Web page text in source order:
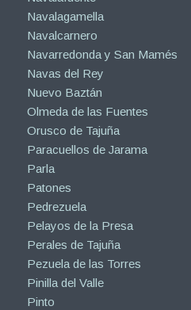
Navalagamella
Navalcarnero
Navarredonda y San Mamés
Navas del Rey
Nuevo Baztán
Olmeda de las Fuentes
Orusco de Tajuña
Paracuellos de Jarama
Parla
Patones
Pedrezuela
Pelayos de la Presa
Perales de Tajuña
Pezuela de las Torres
Pinilla del Valle
Pinto